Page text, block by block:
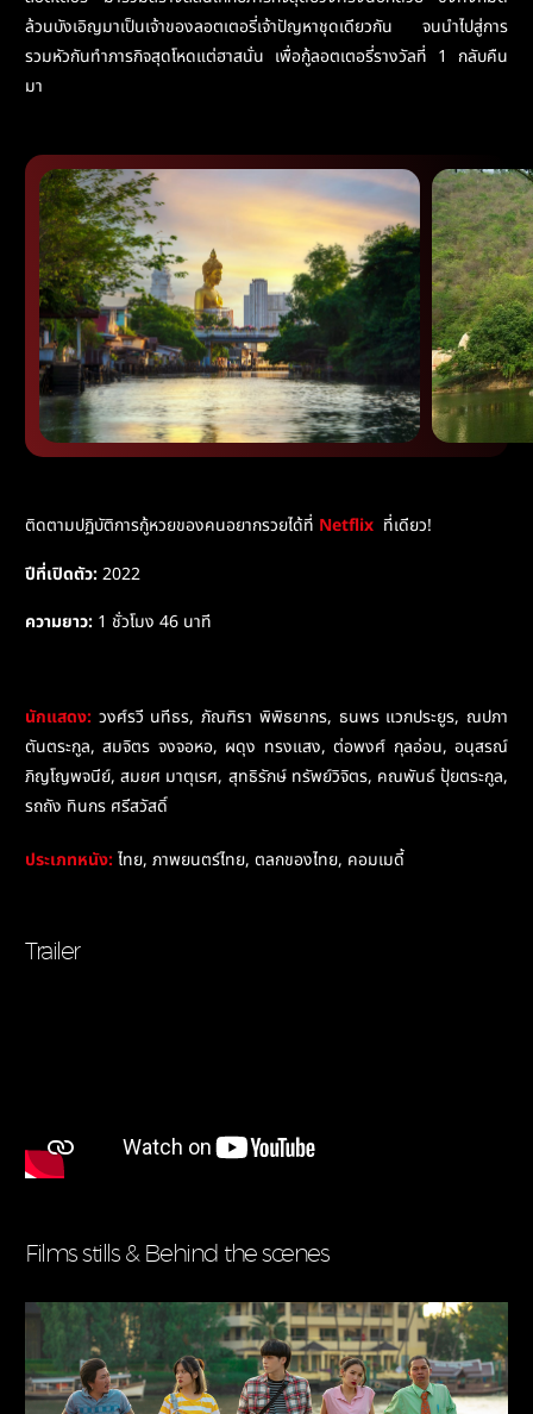
ล้วนบังเอิญมาเป็นเจ้าของลอตเตอรี่เจ้าปัญหาชุดเดียวกัน จนนำไปสู่การ
รวมหัวกันทำภารกิจสุดโหดแต่ฮาสนั่น เพื่อกู้ลอตเตอรี่รางวัลที่ 1 กลับคืน
มา
ติดตามปฏิบัติการกู้หวยของคนอยากรวยได้ที่ Netflix ที่เดียว!
ปีที่เปิดตัว:2022
ความยาว: 1 ชั่วโมง 46 นาที
นักแสดง: วงศ์รวี นทีธร,ภัณฑิรา พิพิธยากร, ธนพร แวกประยูร, ณปภา
ตันตระกูล,สมจิตร จงจอหอ, ผดุง ทรงแสง,ต่อพงศ์ กุลอ่อน,อนุสรณ์
ภิญโญพจนีย์,สมยศ มาตุเรศ, สุทธิรักษ์ ทรัพย์วิจิตร, คณพันธ์ ปุ้ยตระกูล,
รถถัง ทินกร ศรีสวัสดิ์
ประเภทหนัง:ไทย, ภาพยนตร์ไทย, ตลกของไทย, คอมเมดี้
Trailer
Films stills & Behind the scenes